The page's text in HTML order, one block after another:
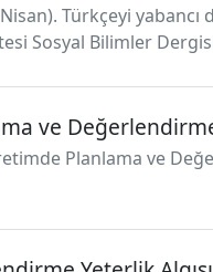
Türkçeyi
Sosyal Bilimler
ve
Planlama ve